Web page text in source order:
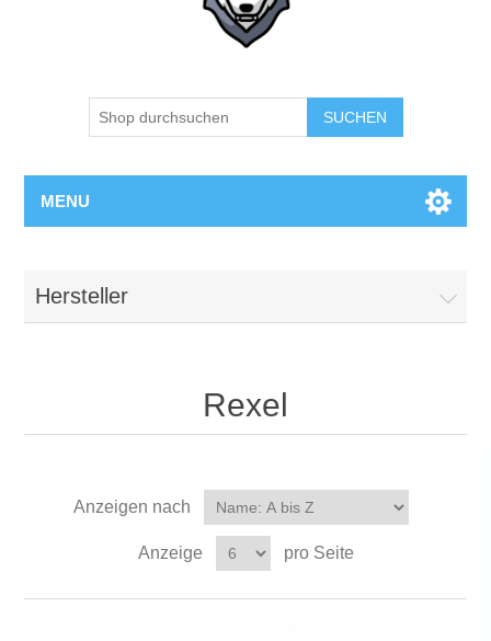
SUCHEN
MENU
Hersteller
Rexel
Anzeigen nach
Anzeige pro Seite